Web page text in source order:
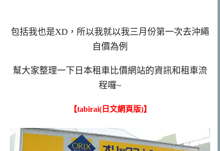
包括我也是XD，所以我就以我三月份第一次去沖繩
自價為例
幫大家整理一下日本租車比價網站的資訊和租車流
程囉~
【tabirai(日文網頁版)】